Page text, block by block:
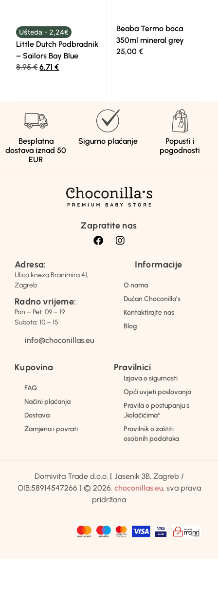
Ušteda - 2,24€
Little Dutch Podbradnik
– Sailors Bay Blue
8,95€ 6,71€
Beaba Termo boca
350ml mineral grey
25,00 €
Besplatna
dostava iznad 50
EUR
Sigurno plaćanje
Popusti i
pogodnosti
Zapratite nas
Adresa:
Ulica kneza Branimira 41,
Zagreb
Radno vrijeme:
Pon – Pet: 09 – 19
Subota: 10 – 15
info@choconillas.eu
Informacije
O nama
Dućan Choconilla’s
Kontaktirajte nas
Blog
Kupovina
FAQ
Načini plaćanja
Dostava
Zamjena i povrati
Pravilnici
Izjava o sigurnosti
Opći uvjeti poslovanja
Pravila o postupanju s
„kolačićima“
Pravilnik o zaštiti
osobnih podataka
Domivita Trade d.o.o. [ Jasenik 3B, Zagreb /
OIB:58914547266 ] © 2026. choconillas.eu, sva prava
pridržana